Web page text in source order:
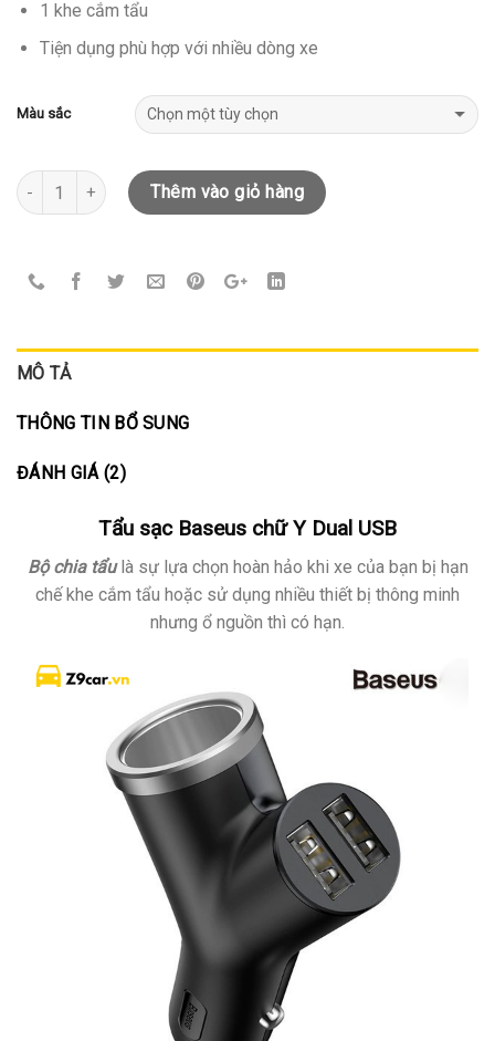
1 khe cắm tẩu
Tiện dụng phù hợp với nhiều dòng xe
Màu sắc
Số lượng Thêm vào giỏ hàng
MÔ TẢ
THÔNG TIN BỔ SUNG
ĐÁNH GIÁ (2)
Tẩu sạc Baseus chữ Y Dual USB
Bộ chia tẩulà sự lựa chọn hoàn hảo khi xe của bạn bị hạn
chế khe cắm tẩu hoặc sử dụng nhiều thiết bị thông minh
nhưng ổ nguồn thì có hạn.